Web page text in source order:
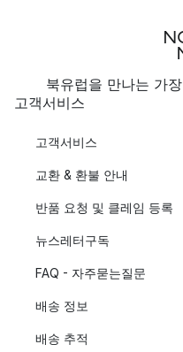
북유럽을 만나는 가
고객서비스
고객서비스
교환 & 환불 안내
반품 요청 및 클레임 등록
뉴스레터구독
FAQ - 자주묻는질문
배송 정보
배송 추적